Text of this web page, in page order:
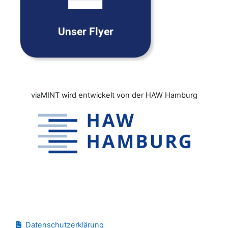
Unser Flyer
download
viaMINT wird entwickelt von der HAW Hamburg
Datenschutzerklärung